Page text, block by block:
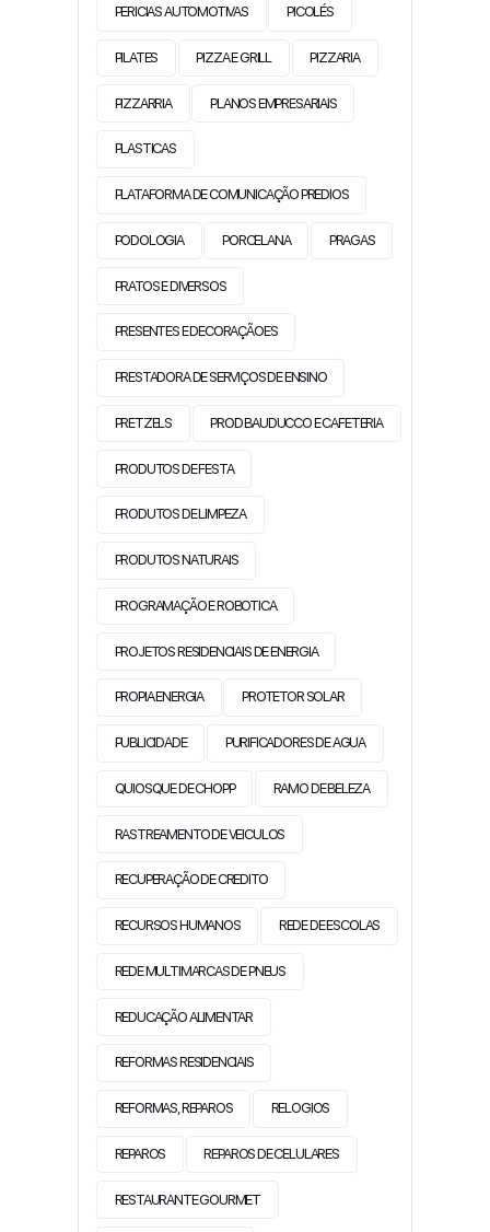
PERICIAS AUTOMOTIVAS PICOLÉS
PILATES PIZZA E GRILL PIZZARIA
PIZZARRIA PLANOS EMPRESARIAIS
PLASTICAS
PLATAFORMA DE COMUNICAÇÃO PREDIOS
PODOLOGIA PORCELANA PRAGAS
PRATOS E DIVERSOS
PRESENTES E DECORAÇÃOES
PRESTADORA DE SERVIÇOS DE ENSINO
PRETZELS PROD BAUDUCCO E CAFETERIA
PRODUTOS DE FESTA
PRODUTOS DE LIMPEZA
PRODUTOS NATURAIS
PROGRAMAÇÃO E ROBOTICA
PROJETOS RESIDENCIAIS DE ENERGIA
PROPIA ENERGIA PROTETOR SOLAR
PUBLICIDADE PURIFICADORES DE AGUA
QUIOSQUE DE CHOPP RAMO DE BELEZA
RASTREAMENTO DE VEICULOS
RECUPERAÇÃO DE CREDITO
RECURSOS HUMANOS REDE DE ESCOLAS
REDE MULTIMARCAS DE PNEUS
REDUCAÇÃO ALIMENTAR
REFORMAS RESIDENCIAIS
REFORMAS, REPAROS RELOGIOS
REPAROS REPAROS DE CELULARES
RESTAURANTE GOURMET